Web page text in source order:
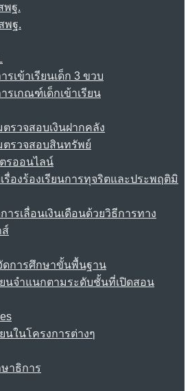
พฐ.
พฐ.
รเข้าเรียนเด็ก 3 ขวบ
รเกณฑ์เด็กเข้าเรียน
รวจสอบเงินฝากคลัง
ตรวจสอบสินทรัพย์
รออนไลน์
รื่องร้องเรียนการทุจริตและประพฤติมิ
ารเลื่อนเงินเดือนด้วยวิธีการทาง
ส์
ดการศึกษาขั้นพื้นฐาน
นจำแนกตามระดับชั้นที่เปิดสอน
นในโครงการต่างๆ
าธิการ